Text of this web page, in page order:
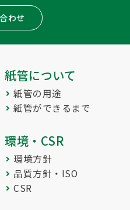
わせ
紙管について
紙管の用途
紙管ができるまで
環境・CSR
環境方針
品質方針・ISO
CSR